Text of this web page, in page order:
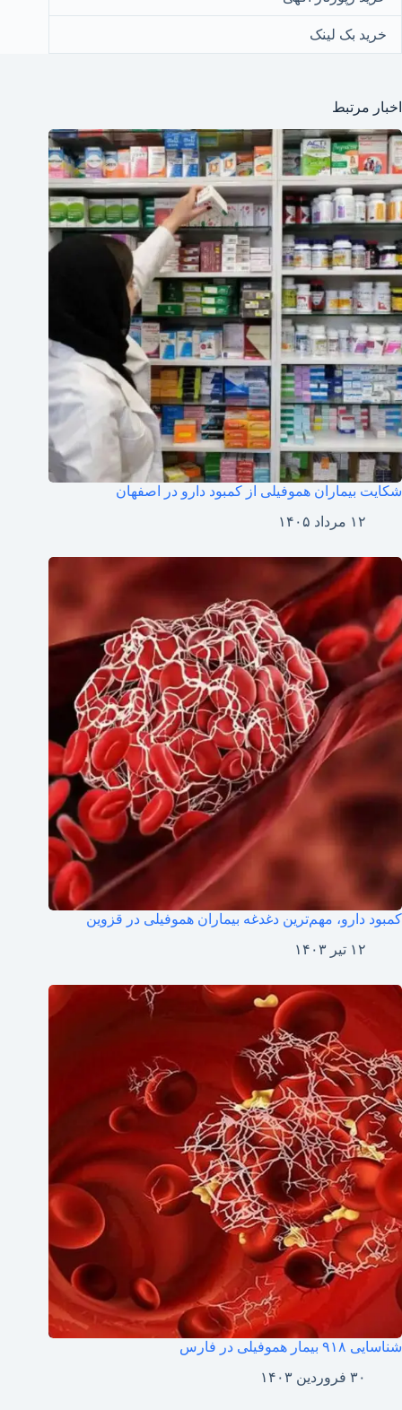
خرید بک لینک
اخبار مرتبط
شکایت بیماران هموفیلی از کمبود دارو در اصفهان
۱۲ مرداد ۱۴۰۵
کمبود دارو، مهم‌ترین دغدغه بیماران هموفیلی در قزوین
۱۲ تیر ۱۴۰۳
شناسایی ۹۱۸ بیمار هموفیلی در فارس
۳۰ فروردین ۱۴۰۳